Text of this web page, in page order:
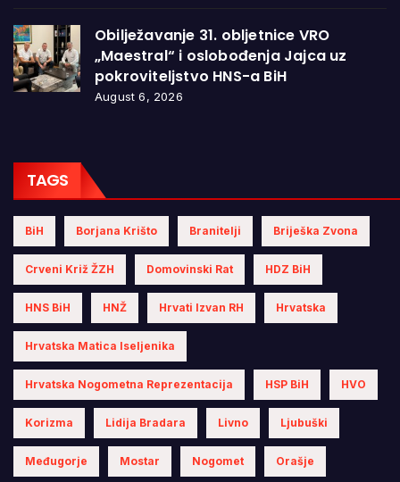
Obilježavanje 31. obljetnice VRO
„Maestral“ i oslobođenja Jajca uz
pokroviteljstvo HNS-a BiH
August 6, 2026
TAGS
BiH Borjana Krišto Branitelji Briješka Zvona
Crveni Križ ŽZH Domovinski Rat HDZ BiH
HNS BiH HNŽ Hrvati Izvan RH Hrvatska
Hrvatska Matica Iseljenika
Hrvatska Nogometna Reprezentacija HSP BiH HVO
Korizma Lidija Bradara Livno Ljubuški
Međugorje Mostar Nogomet Orašje